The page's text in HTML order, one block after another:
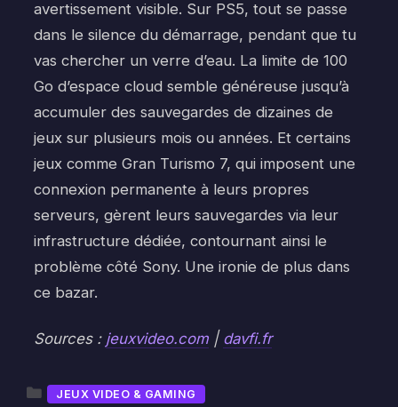
avertissement visible. Sur PS5, tout se passe
dans le silence du démarrage, pendant que tu
vas chercher un verre d’eau. La limite de 100
Go d’espace cloud semble généreuse jusqu’à
accumuler des sauvegardes de dizaines de
jeux sur plusieurs mois ou années. Et certains
jeux comme Gran Turismo 7, qui imposent une
connexion permanente à leurs propres
serveurs, gèrent leurs sauvegardes via leur
infrastructure dédiée, contournant ainsi le
problème côté Sony. Une ironie de plus dans
ce bazar.
Sources : jeuxvideo.com | davfi.fr
Catégories
JEUX VIDEO & GAMING